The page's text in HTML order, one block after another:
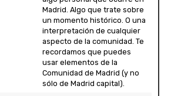
Madrid. Algo que trate sobre
un momento histórico. O una
interpretación de cualquier
aspecto de la comunidad. Te
recordamos que puedes
usar elementos de la
Comunidad de Madrid (y no
sólo de Madrid capital).